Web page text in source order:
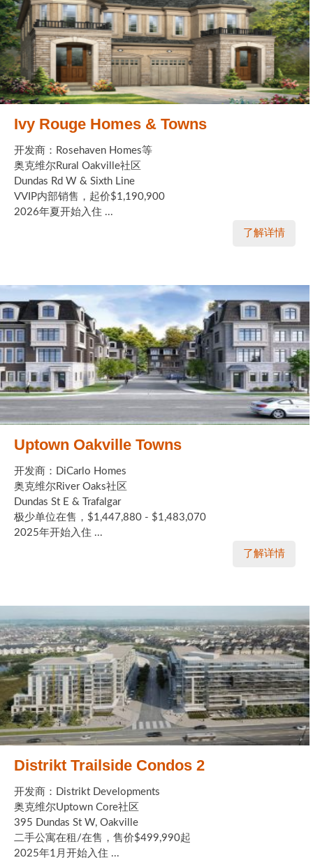
Ivy Rouge Homes & Towns
开发商：Rosehaven Homes等
奥克维尔Rural Oakville社区
Dundas Rd W & Sixth Line
VVIP内部销售，起价$1,190,900
2026年夏开始入住 ...
了解详情
Uptown Oakville Towns
开发商：DiCarlo Homes
奥克维尔River Oaks社区
Dundas St E & Trafalgar
极少单位在售，$1,447,880 - $1,483,070
2025年开始入住 ...
了解详情
Distrikt Trailside Condos 2
开发商：Distrikt Developments
奥克维尔Uptown Core社区
395 Dundas St W, Oakville
二手公寓在租/在售，售价$499,990起
2025年1月开始入住 ...